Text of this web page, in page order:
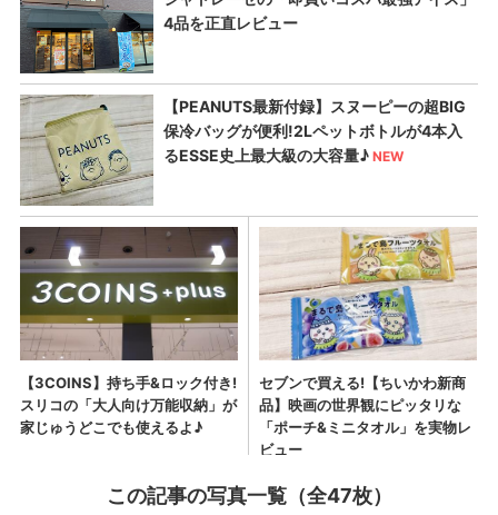
この記事の写真一覧（全47枚）